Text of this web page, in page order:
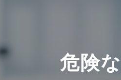
危険